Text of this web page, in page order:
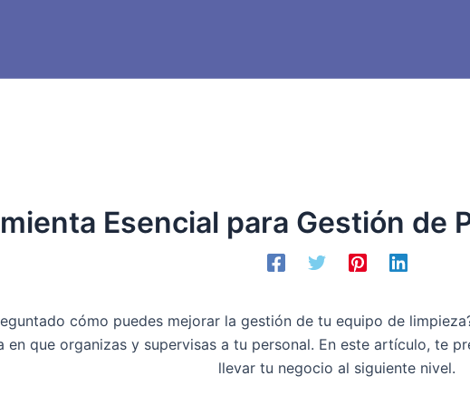
Esencial para Gestión de
cómo puedes mejorar la gestión de tu equipo de
en que organizas y supervisas a tu personal. En este artículo, te
llevar tu negocio al siguiente nivel.